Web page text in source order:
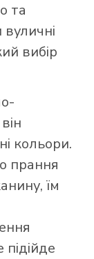
та
вибір
кольори.
прання
їм